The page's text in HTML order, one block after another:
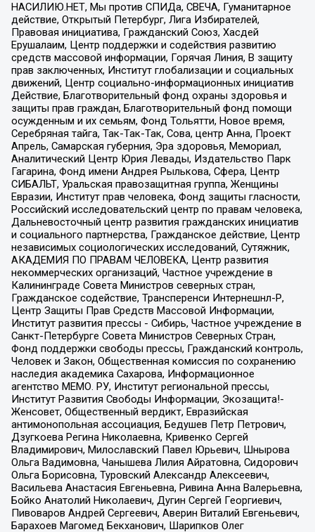
НАСИЛИЮ.НЕТ, Мы против СПИДа, СВЕЧА, Гуманитарное
действие, Открытый Петербург, Лига Избирателей,
Правовая инициатива, Гражданский Союз, Хасдей
Ерушалаим, Центр поддержки и содействия развитию
средств массовой информации, Горячая Линия, В защиту
прав заключенных, Институт глобализации и социальных
движений, Центр социально-информационных инициатив
Действие, Благотворительный фонд охраны здоровья и
защиты прав граждан, Благотворительный фонд помощи
осужденным и их семьям, Фонд Тольятти, Новое время,
Серебряная тайга, Так-Так-Так, Сова, центр Анна, Проект
Апрель, Самарская губерния, Эра здоровья, Мемориал,
Аналитический Центр Юрия Левады, Издательство Парк
Гагарина, Фонд имени Андрея Рылькова, Сфера, Центр
СИБАЛЬТ, Уральская правозащитная группа, Женщины
Евразии, Институт прав человека, Фонд защиты гласности,
Российский исследовательский центр по правам человека,
Дальневосточный центр развития гражданских инициатив
и социального партнерства, Гражданское действие, Центр
независимых социологических исследований, Сутяжник,
АКАДЕМИЯ ПО ПРАВАМ ЧЕЛОВЕКА, Центр развития
некоммерческих организаций, Частное учреждение в
Калининграде Совета Министров северных стран,
Гражданское содействие, Трансперенси Интернешнл-Р,
Центр Защиты Прав Средств Массовой Информации,
Институт развития прессы - Сибирь, Частное учреждение в
Санкт-Петербурге Совета Министров Северных Стран,
Фонд поддержки свободы прессы, Гражданский контроль,
Человек и Закон, Общественная комиссия по сохранению
наследия академика Сахарова, Информационное
агентство МЕМО. РУ, Институт региональной прессы,
Институт Развития Свободы Информации, Экозащита!-
Женсовет, Общественный вердикт, Евразийская
антимонопольная ассоциация, Бедушев Петр Петрович,
Дзугкоева Регина Николаевна, Кривенко Сергей
Владимирович, Милославский Павел Юрьевич, Шнырова
Ольга Вадимовна, Чанышева Лилия Айратовна, Сидорович
Ольга Борисовна, Туровский Александр Алексеевич,
Васильева Анастасия Евгеньевна, Ривина Анна Валерьевна,
Бойко Анатолий Николаевич, Дугин Сергей Георгиевич,
Пивоваров Андрей Сергеевич, Аверин Виталий Евгеньевич,
Барахоев Магомед Бекханович, Шарипков Олег